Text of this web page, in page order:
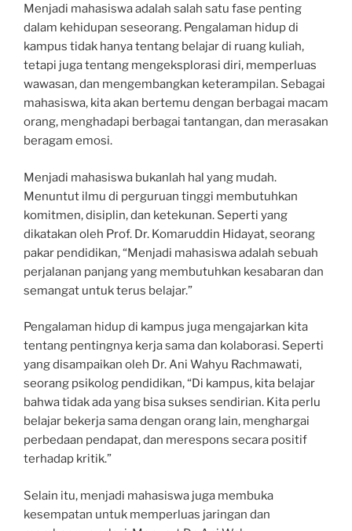
Menjadi mahasiswa adalah salah satu fase penting
dalam kehidupan seseorang. Pengalaman hidup di
kampus tidak hanya tentang belajar di ruang kuliah,
tetapi juga tentang mengeksplorasi diri, memperluas
wawasan, dan mengembangkan keterampilan. Sebagai
mahasiswa, kita akan bertemu dengan berbagai macam
orang, menghadapi berbagai tantangan, dan merasakan
beragam emosi.
Menjadi mahasiswa bukanlah hal yang mudah.
Menuntut ilmu di perguruan tinggi membutuhkan
komitmen, disiplin, dan ketekunan. Seperti yang
dikatakan oleh Prof. Dr. Komaruddin Hidayat, seorang
pakar pendidikan, “Menjadi mahasiswa adalah sebuah
perjalanan panjang yang membutuhkan kesabaran dan
semangat untuk terus belajar.”
Pengalaman hidup di kampus juga mengajarkan kita
tentang pentingnya kerja sama dan kolaborasi. Seperti
yang disampaikan oleh Dr. Ani Wahyu Rachmawati,
seorang psikolog pendidikan, “Di kampus, kita belajar
bahwa tidak ada yang bisa sukses sendirian. Kita perlu
belajar bekerja sama dengan orang lain, menghargai
perbedaan pendapat, dan merespons secara positif
terhadap kritik.”
Selain itu, menjadi mahasiswa juga membuka
kesempatan untuk memperluas jaringan dan